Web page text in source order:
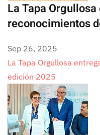
La Tapa
reconocimientos
Sep 26, 2025
La Tapa Orgullosa
edición 2025